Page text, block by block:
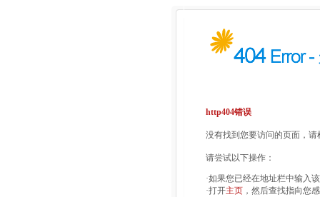
http404错误
没有找到您要访问的页面，
请尝试以下操作：
·如果您已经在地址栏中输入
·打开主页 ，然后查找指向您